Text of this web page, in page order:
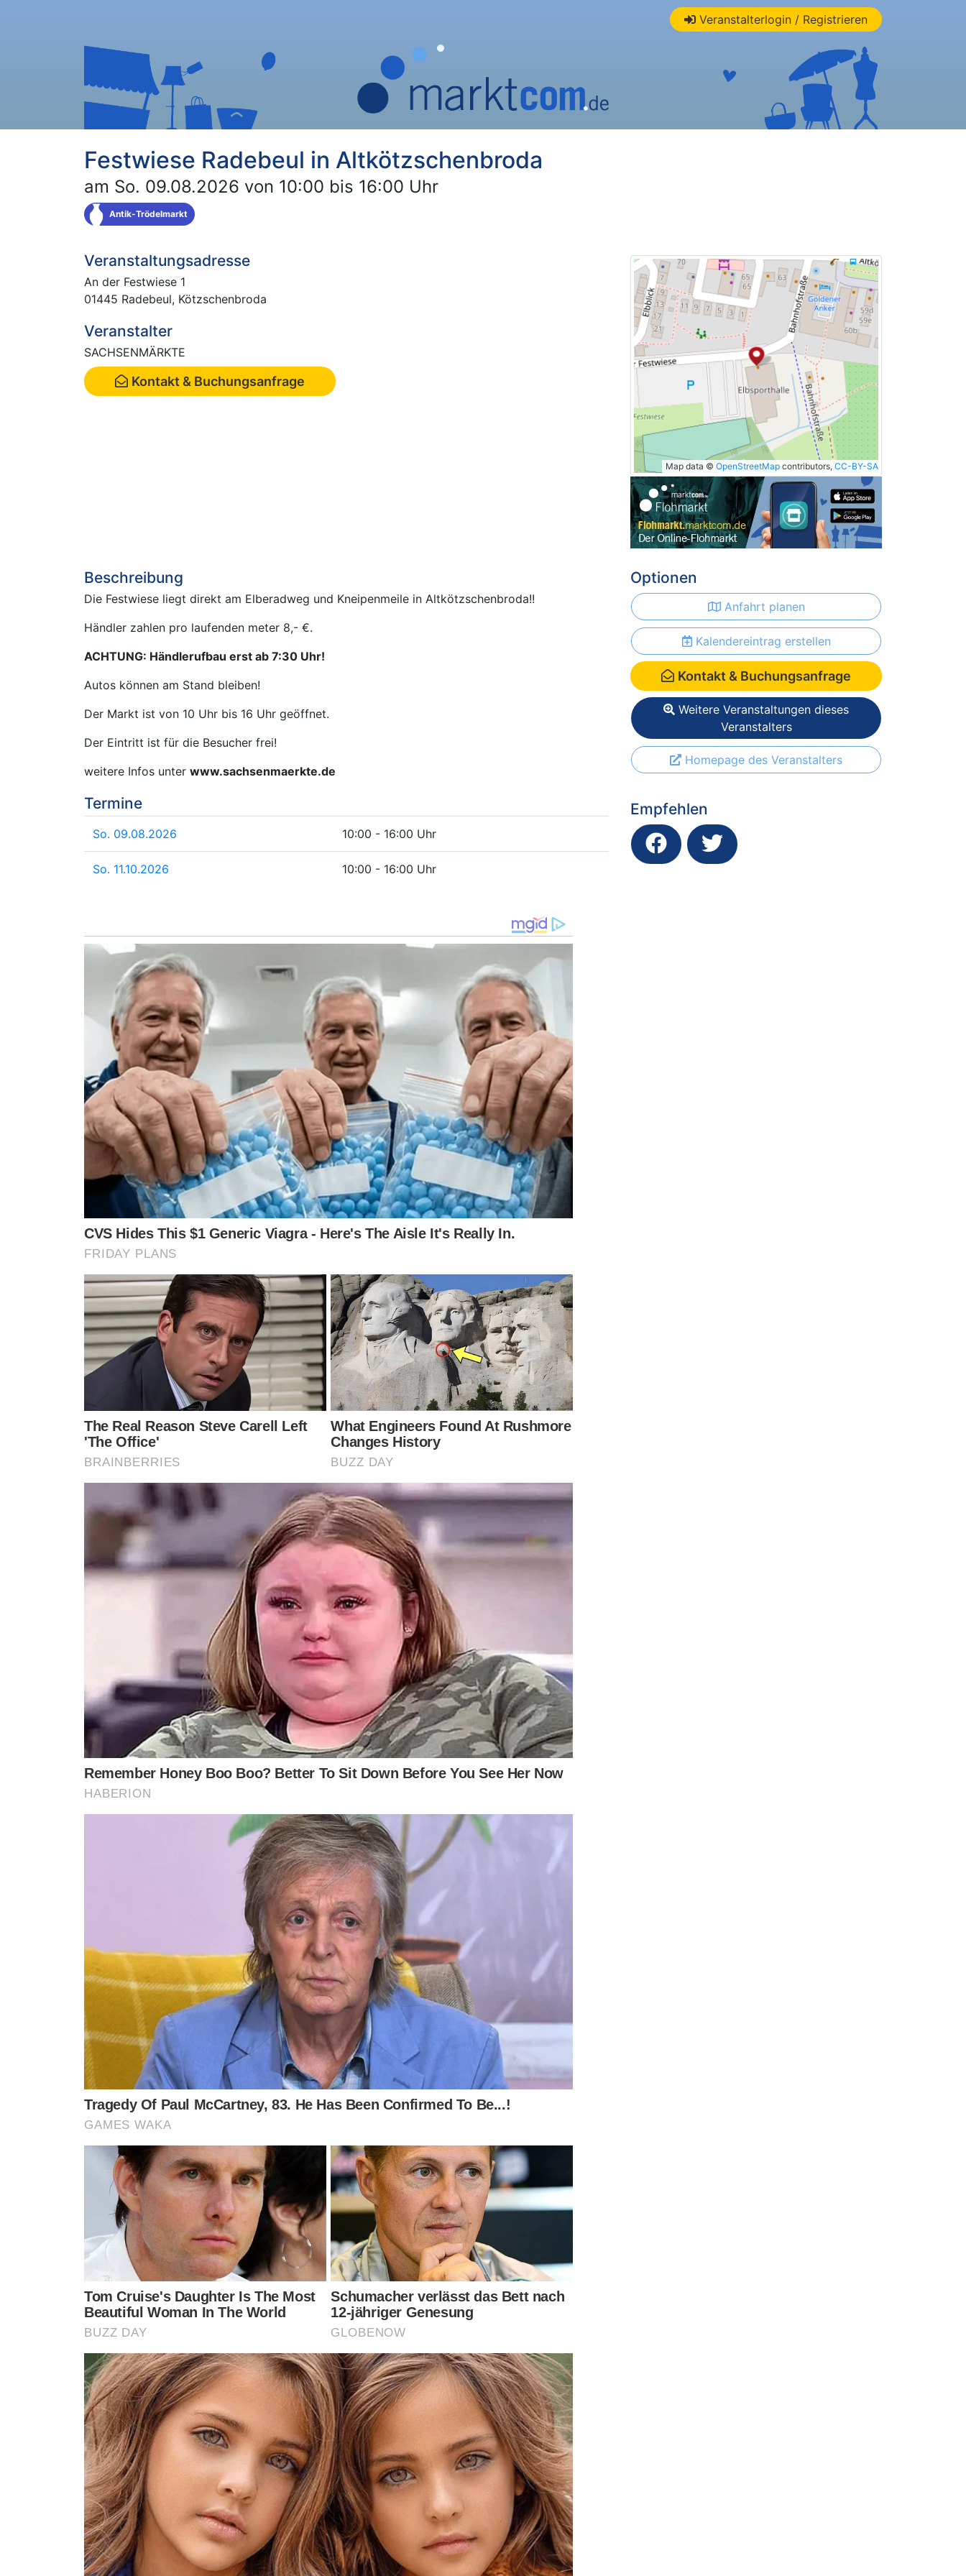
Veranstalterlogin / Registrieren
Festwiese Radebeul in Altkötzschenbroda
am So. 09.08.2026 von 10:00 bis 16:00 Uhr
Antik-Trödelmarkt
Veranstaltungsadresse
An der Festwiese 1
01445 Radebeul, Kötzschenbroda
Veranstalter
SACHSENMÄRKTE
Kontakt & Buchungsanfrage
Map data © OpenStreetMap contributors, CC-BY-SA
Beschreibung
Die Festwiese liegt direkt am Elberadweg und Kneipenmeile in Altkötzschenbroda!!
Händler zahlen pro laufenden meter 8,- €.
ACHTUNG: Händlerufbau erst ab 7:30 Uhr!
Autos können am Stand bleiben!
Der Markt ist von 10 Uhr bis 16 Uhr geöffnet.
Der Eintritt ist für die Besucher frei!
weitere Infos unter www.sachsenmaerkte.de
Termine
So. 09.08.2026 10:00 - 16:00 Uhr
So. 11.10.2026 10:00 - 16:00 Uhr
Optionen
Anfahrt planen
Kalendereintrag erstellen
Kontakt & Buchungsanfrage
Weitere Veranstaltungen dieses
Veranstalters
Homepage des Veranstalters
Empfehlen